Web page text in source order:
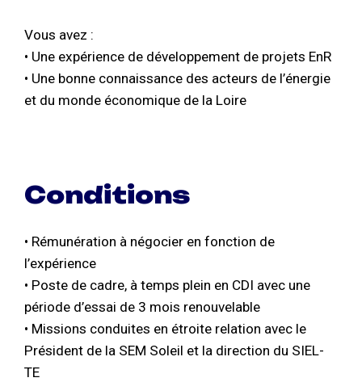
Vous avez :
• Une expérience de développement de projets EnR
• Une bonne connaissance des acteurs de l’énergie
et du monde économique de la Loire
Conditions
• Rémunération à négocier en fonction de
l’expérience
• Poste de cadre, à temps plein en CDI avec une
période d’essai de 3 mois renouvelable
• Missions conduites en étroite relation avec le
Président de la SEM Soleil et la direction du SIEL-
TE